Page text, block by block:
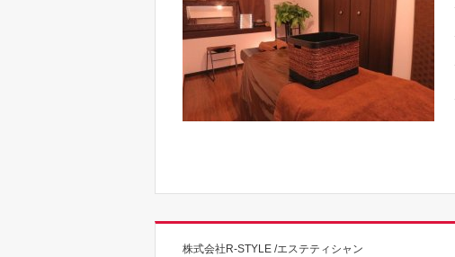
株式会社R-STYLE /エステティシャン